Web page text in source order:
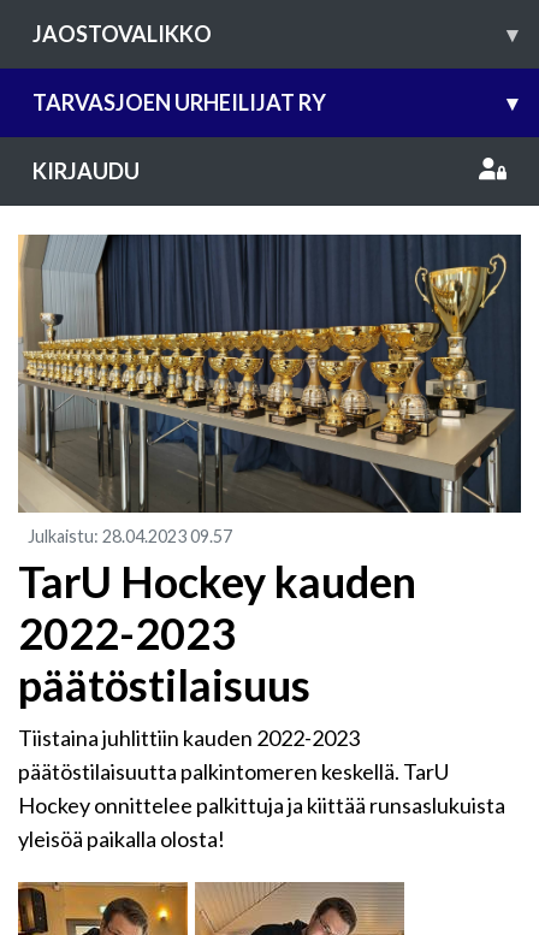
JAOSTOVALIKKO ▾
TARVASJOEN URHEILIJAT RY ▾
KIRJAUDU
Julkaistu: 28.04.202309.57
TarU Hockey kauden
2022-2023
päätöstilaisuus
Tiistaina juhlittiin kauden 2022-2023
päätöstilaisuutta palkintomeren keskellä. TarU
Hockey onnittelee palkittuja ja kiittää runsaslukuista
yleisöä paikalla olosta!